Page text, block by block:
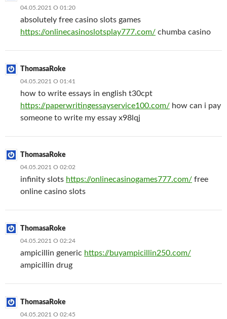
04.05.2021 О 01:20
absolutely free casino slots games
https://onlinecasinoslotsplay777.com/ chumba casino
ThomasaRoke
04.05.2021 О 01:41
how to write essays in english t30cpt
https://paperwritingessayservice100.com/ how can i pay
someone to write my essay x98lqj
ThomasaRoke
04.05.2021 О 02:02
infinity slots https://onlinecasinogames777.com/ free
online casino slots
ThomasaRoke
04.05.2021 О 02:24
ampicillin generic https://buyampicillin250.com/
ampicillin drug
ThomasaRoke
04.05.2021 О 02:45